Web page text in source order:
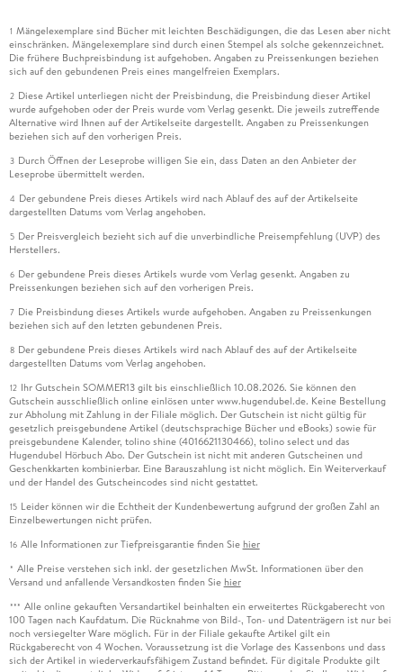
1 Mängelexemplare sind Bücher mit leichten Beschädigungen, die das Lesen aber nicht
einschränken. Mängelexemplare sind durch einen Stempel als solche gekennzeichnet.
Die frühere Buchpreisbindung ist aufgehoben. Angaben zu Preissenkungen beziehen
sich auf den gebundenen Preis eines mangelfreien Exemplars.
2 Diese Artikel unterliegen nicht der Preisbindung, die Preisbindung dieser Artikel
wurde aufgehoben oder der Preis wurde vom Verlag gesenkt. Die jeweils zutreffende
Alternative wird Ihnen auf der Artikelseite dargestellt. Angaben zu Preissenkungen
beziehen sich auf den vorherigen Preis.
3 Durch Öffnen der Leseprobe willigen Sie ein, dass Daten an den Anbieter der
Leseprobe übermittelt werden.
4 Der gebundene Preis dieses Artikels wird nach Ablauf des auf der Artikelseite
dargestellten Datums vom Verlag angehoben.
5 Der Preisvergleich bezieht sich auf die unverbindliche Preisempfehlung (UVP) des
Herstellers.
6 Der gebundene Preis dieses Artikels wurde vom Verlag gesenkt. Angaben zu
Preissenkungen beziehen sich auf den vorherigen Preis.
7 Die Preisbindung dieses Artikels wurde aufgehoben. Angaben zu Preissenkungen
beziehen sich auf den letzten gebundenen Preis.
8 Der gebundene Preis dieses Artikels wird nach Ablauf des auf der Artikelseite
dargestellten Datums vom Verlag angehoben.
12 Ihr Gutschein SOMMER13 gilt bis einschließlich 10.08.2026. Sie können den
Gutschein ausschließlich online einlösen unter www.hugendubel.de. Keine Bestellung
zur Abholung mit Zahlung in der Filiale möglich. Der Gutschein ist nicht gültig für
gesetzlich preisgebundene Artikel (deutschsprachige Bücher und eBooks) sowie für
preisgebundene Kalender, tolino shine (4016621130466), tolino select und das
Hugendubel Hörbuch Abo. Der Gutschein ist nicht mit anderen Gutscheinen und
Geschenkkarten kombinierbar. Eine Barauszahlung ist nicht möglich. Ein Weiterverkauf
und der Handel des Gutscheincodes sind nicht gestattet.
15 Leider können wir die Echtheit der Kundenbewertung aufgrund der großen Zahl an
Einzelbewertungen nicht prüfen.
16 Alle Informationen zur Tiefpreisgarantie finden Sie hier
* Alle Preise verstehen sich inkl. der gesetzlichen MwSt. Informationen über den
Versand und anfallende Versandkosten finden Sie hier
*** Alle online gekauften Versandartikel beinhalten ein erweitertes Rückgaberecht von
100 Tagen nach Kaufdatum. Die Rücknahme von Bild-, Ton- und Datenträgern ist nur bei
noch versiegelter Ware möglich. Für in der Filiale gekaufte Artikel gilt ein
Rückgaberecht von 4 Wochen. Voraussetzung ist die Vorlage des Kassenbons und dass
sich der Artikel in wiederverkaufsfähigem Zustand befindet. Für digitale Produkte gilt